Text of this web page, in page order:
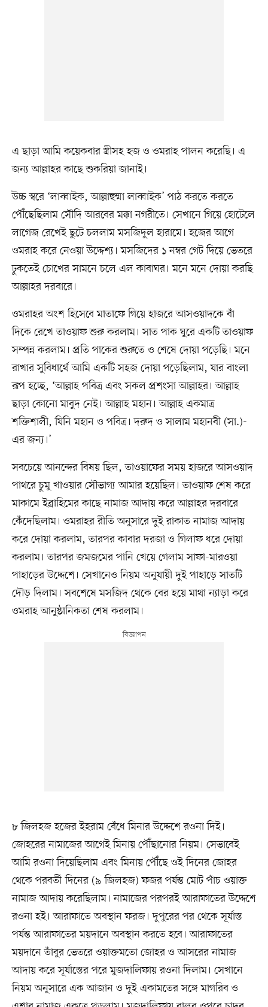
এ ছাড়া আমি কয়েকবার স্ত্রীসহ হজ ও ওমরাহ পালন করেছি। এ
জন্য আল্লাহর কাছে শুকরিয়া জানাই।
উচ্চ স্বরে ‘লাব্বাইক, আল্লাহুম্মা লাব্বাইক’ পাঠ করতে করতে
পৌঁছেছিলাম সৌদি আরবের মক্কা নগরীতে। সেখানে গিয়ে হোটেলে
লাগেজ রেখেই ছুটে চললাম মসজিদুল হারামে। হজের আগে
ওমরাহ করে নেওয়া উদ্দেশ্য। মসজিদের ১ নম্বর গেট দিয়ে ভেতরে
ঢুকতেই চোখের সামনে চলে এল কাবাঘর। মনে মনে দোয়া করছি
আল্লাহর দরবারে।
ওমরাহর অংশ হিসেবে মাতাফে গিয়ে হাজরে আসওয়াদকে বাঁ
দিকে রেখে তাওয়াফ শুরু করলাম। সাত পাক ঘুরে একটি তাওয়াফ
সম্পন্ন করলাম। প্রতি পাকের শুরুতে ও শেষে দোয়া পড়েছি। মনে
রাখার সুবিধার্থে আমি একটি সহজ দোয়া পড়েছিলাম, যার বাংলা
রূপ হচ্ছে, ‘আল্লাহ পবিত্র এবং সকল প্রশংসা আল্লাহর। আল্লাহ
ছাড়া কোনো মাবুদ নেই। আল্লাহ মহান। আল্লাহ একমাত্র
শক্তিশালী, ‍যিনি মহান ও পবিত্র। দরুদ ও সালাম মহানবী (সা.)-
এর জন্য।’
সবচেয়ে আনন্দের বিষয় ছিল, তাওয়াফের সময় হাজরে আসওয়াদ
পাথরে চুমু খাওয়ার সৌভাগ্য আমার হয়েছিল। তাওয়াফ শেষ করে
মাকামে ইব্রাহিমের কাছে নামাজ আদায় করে আল্লাহর দরবারে
কেঁদেছিলাম। ওমরাহর রীতি অনুসারে দুই রাকাত নামাজ আদায়
করে দোয়া করলাম, তারপর কাবার দরজা ও গিলাফ ধরে দোয়া
করলাম। তারপর জমজমের পানি খেয়ে গেলাম সাফা-মারওয়া
পাহাড়ের উদ্দেশে। সেখানেও নিয়ম অনুযায়ী দুই পাহাড়ে সাতটি
দৌড় দিলাম। সবশেষে মসজিদ থেকে বের হয়ে মাথা ন্যাড়া করে
ওমরাহ আনুষ্ঠানিকতা শেষ করলাম।
৮ জিলহজ হজের ইহরাম বেঁধে মিনার উদ্দেশে রওনা দিই।
জোহরের নামাজের আগেই মিনায় পৌঁছানোর নিয়ম। সেভাবেই
আমি রওনা দিয়েছিলাম এবং মিনায় পৌঁছে ওই দিনের জোহর
থেকে পরবর্তী দিনের (৯ জিলহজ) ফজর পর্যন্ত মোট পাঁচ ওয়াক্ত
নামাজ আদায় করেছিলাম। নামাজের পরপরই আরাফাতের উদ্দেশে
রওনা হই। আরাফাতে অবস্থান ফরজ। দুপুরের পর থেকে সূর্যাস্ত
পর্যন্ত আরাফাতের ময়দানে অবস্থান করতে হবে। আরাফাতের
ময়দানে তাঁবুর ভেতরে ওয়াক্তমতো জোহর ও আসরের নামাজ
আদায় করে সূর্যাস্তের পরে মুজদালিফায় রওনা দিলাম। সেখানে
নিয়ম অনুসারে এক আজান ও দুই একামতের সঙ্গে মাগরিব ও